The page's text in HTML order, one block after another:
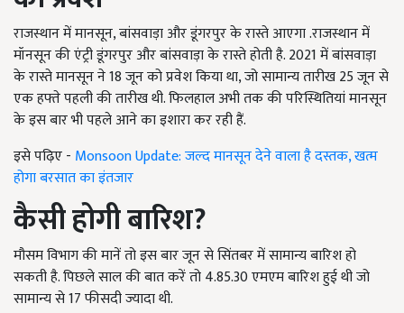
राजस्थान में मानसून, बांसवाड़ा और डूंगरपुर के रास्ते आएगा .राजस्थान में
मॉनसून की एंट्री डूंगरपुर और बांसवाड़ा के रास्ते होती है. 2021 में बांसवाड़ा
के रास्ते मानसून ने 18 जून को प्रवेश किया था, जो सामान्य तारीख 25 जून से
एक हफ्ते पहली की तारीख थी. फिलहाल अभी तक की परिस्थितियां मानसून
के इस बार भी पहले आने का इशारा कर रही हैं.
इसे पढ़िए - Monsoon Update: जल्द मानसून देने वाला है दस्तक, खत्म
होगा बरसात का इंतजार
कैसी होगी बारिश?
मौसम विभाग की मानें तो इस बार जून से सिंतबर में सामान्य बारिश हो
सकती है. पिछले साल की बात करें तो 4.85.30 एमएम बारिश हुई थी जो
सामान्य से 17 फीसदी ज्यादा थी.